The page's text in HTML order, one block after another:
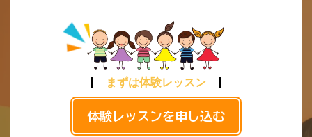
まずは体験レッスン
体験レッスンを申し込む